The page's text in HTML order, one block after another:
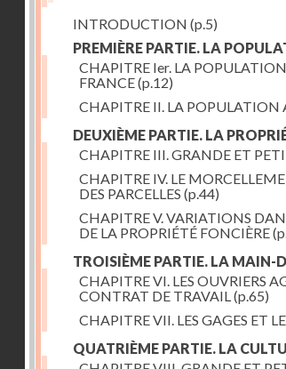
INTRODUCTION (p.5)
PREMIÈRE PARTIE. LA
CHAPITRE Ier. LA
FRANCE(p.12)
CHAPITRE II. LA POPULATION
DEUXIÈME PARTIE. LA
CHAPITRE III. GRANDE ET
CHAPITRE IV. LE
DES PARCELLES (p.44)
CHAPITRE V. VARIATIONS
DE LA PROPRIÉTÉ FONCIÈRE
TROISIÈME PARTIE. LA MAIN-
CHAPITRE VI. LES OUVRIERS
CONTRAT DE TRAVAIL(p.65)
CHAPITRE VII. LES GAGES ET
QUATRIÈME PARTIE. LA